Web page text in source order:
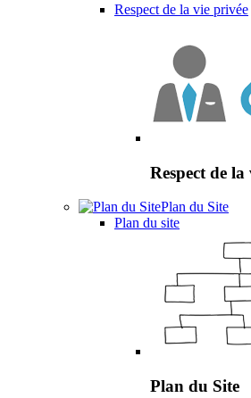
Respect de la vie privée
Respect de
Plan du Site
Plan du site
Plan du Site